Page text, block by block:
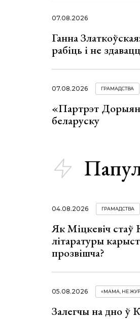
07.08.2026
Ганна
рабіць і не
07.08.2026 ГРАМАДСТВА
«Партрэт
беларуску
04.08.2026 ГРАМАДСТВА
Як Міцкевіч стаў
літаратуры
прозвішча?
05.08.2026 «МАМА, НЕ
Залегчы на дно ў